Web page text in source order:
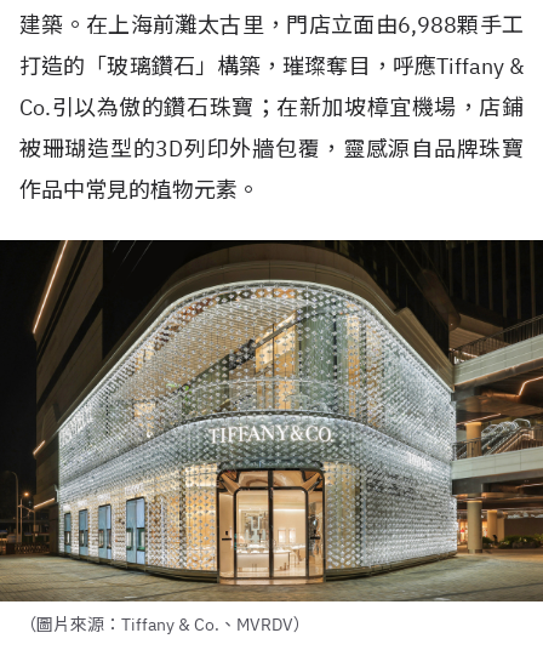
建築。在上海前灘太古里，門店立面由6,988顆手工
打造的「玻璃鑽石」構築，璀璨奪目，呼應Tiffany &
Co.引以為傲的鑽石珠寶；在新加坡樟宜機場，店鋪
被珊瑚造型的3D列印外牆包覆，靈感源自品牌珠寶
作品中常見的植物元素。
（圖片來源：Tiffany & Co.、MVRDV）